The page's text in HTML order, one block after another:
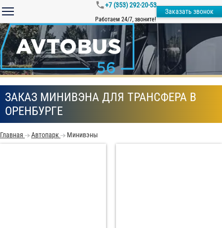
+7 (353) 292-20-53
Работаем 24/7, звоните!
Заказать звонок
ЗАКАЗ МИНИВЭНА ДЛЯ ТРАНСФЕРА В
ОРЕНБУРГЕ
Главная Автопарк Минивэны